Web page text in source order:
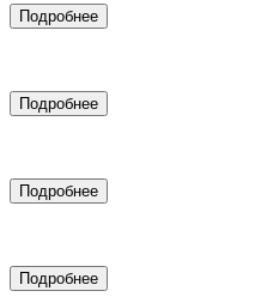
Подробнее
Подробнее
Подробнее
Подробнее